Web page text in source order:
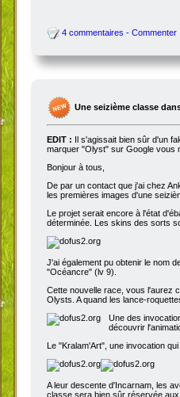
4 commentaires - Commenter
Une seizième classe
EDIT : Il s'agissait bien sûr d'un
marquer "Olyst" sur Google vous
Bonjour à tous,
De par un contact que j'ai chez
les premières images d'une
Le projet serait encore à l'état
déterminée. Les skins des sorts
J'ai également pu obtenir le nom
"Océancre" (lv 9).
Cette nouvelle race, vous l'aurez
Olysts. A quand les lance-
Une des
découvrir
Le "Kralam'Art", une invocation
A leur descente d'Incarnam, les
classe sera bien sûr réservée